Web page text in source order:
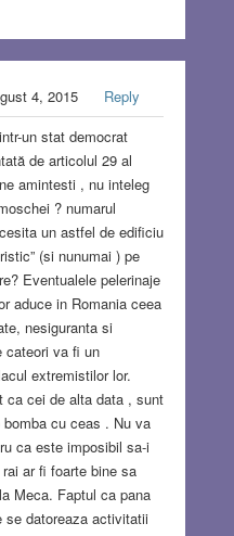
4, 2015
Reply
un stat democrat
de articolul 29 al
amintesti , nu inteleg
? numarul
un astfel de edificiu
(si nunumai ) pe
Eventualele pelerinaje
aduce in Romania ceea
nesiguranta si
cateori va fi un
extremistilor lor.
ca cei de alta data , sunt
cu ceas . Nu va
ca este imposibil sa-i
ar fi foarte bine sa
Meca. Faptul ca pana
se datoreaza activitatii